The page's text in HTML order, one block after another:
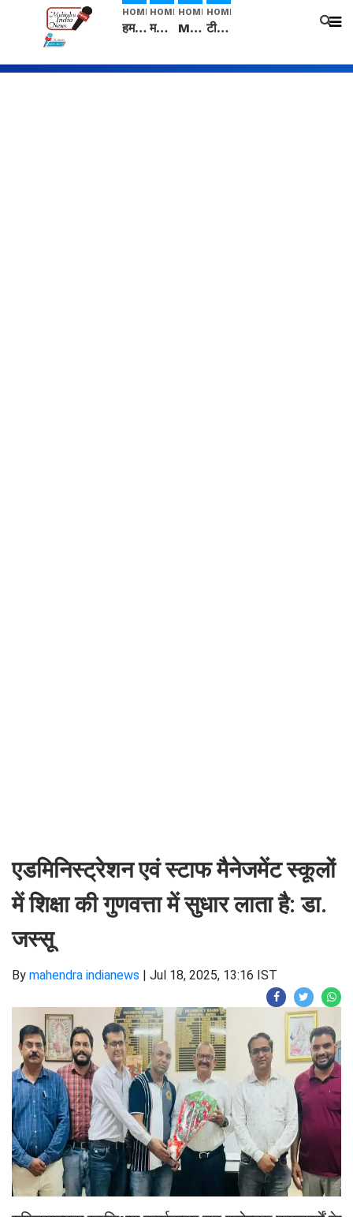
HOME
हम सनातनी..." सांसद kangana Ranaut से क्या बोली लड़की? Viral Jantar-Mantar | CJP protest
HOME
मनीषा हत्याकांड: हत्या, आत्महत्या या कोई बड़ा राज? | Full Story | Josh Haryana
HOME
Mangalsutra: हिंदू धर्म में शादी के बाद मंगलसूत्र क्यों पहनती है महिलाएं, किसने शुरु की ये परंपरा
HOME
टीम बीकेई ने एग्रीकल्चर ग्रेड की यूरिया खाद गट्टों में बदलकर टेक्निकल ग्रेड में बेचने वालों पर करवाई कार्रवाई: लखविंदर सिंह औलख
एडमिनिस्ट्रेशन एवं स्टाफ मैनेजमेंट स्कूलों
में शिक्षा की गुणवत्ता में सुधार लाता है: डा.
जस्सू
By mahendra indianews | Jul 18, 2025, 13:16 IST